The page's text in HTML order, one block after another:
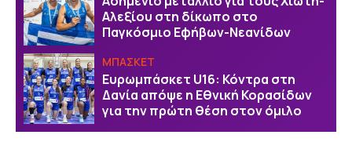
Αλεξίου στη δίκωπο στο
Παγκόσμιο Εφήβων-Νεανίδων
ΜΠΑΣΚΕΤ
Ευρωμπάσκετ U16: Κόντρα στη
Δανία απόψε η Εθνική Κορασίδων
για την πρώτη θέση στον όμιλο